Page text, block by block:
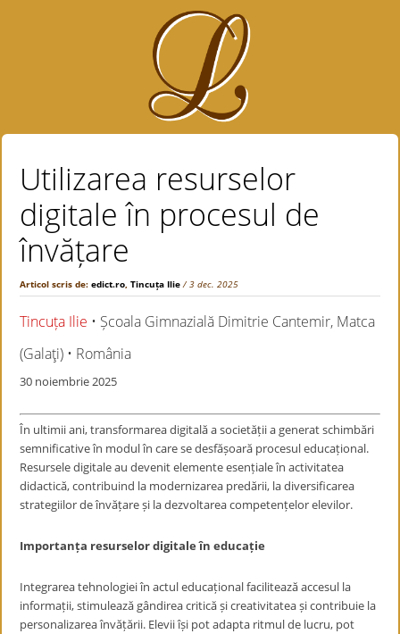
Utilizarea resurselor
digitale în procesul de
învățare
Articol scris de:edict.ro,Tincuța Ilie / 3 dec. 2025
Tincuța Ilie • Școala Gimnazială Dimitrie Cantemir, Matca
(Galaţi) • România
30 noiembrie 2025
În ultimii ani, transformarea digitală a societății a generat schimbări
semnificative în modul în care se desfășoară procesul educațional.
Resursele digitale au devenit elemente esențiale în activitatea
didactică, contribuind la modernizarea predării, la diversificarea
strategiilor de învățare și la dezvoltarea competențelor elevilor.
Importanța resurselor digitale în educație
Integrarea tehnologiei în actul educațional facilitează accesul la
informații, stimulează gândirea critică și creativitatea și contribuie la
personalizarea învățării. Elevii își pot adapta ritmul de lucru, pot